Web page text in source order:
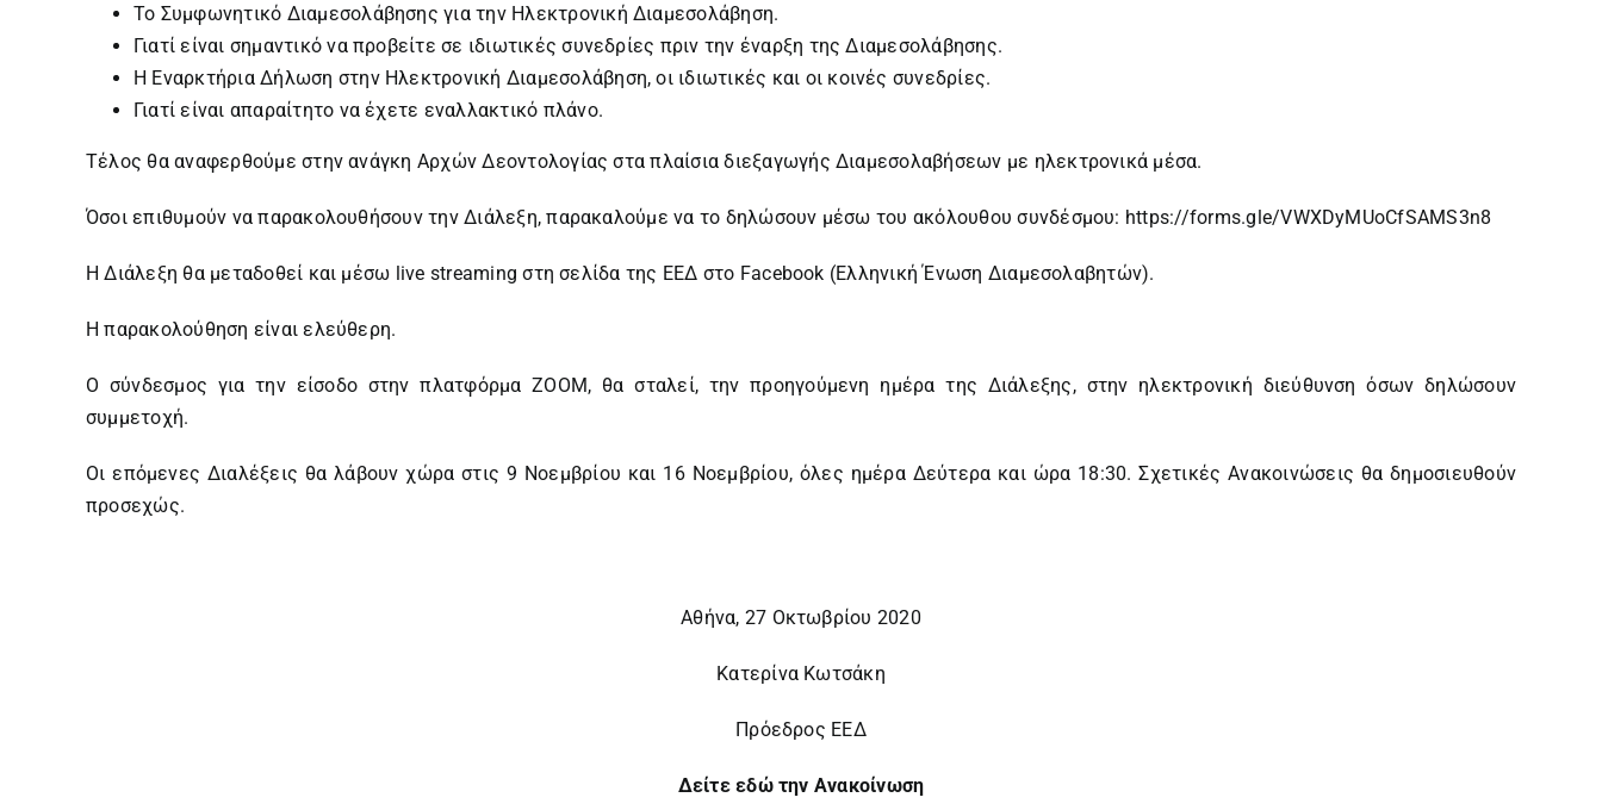
Το Συμφωνητικό Διαμεσολάβησης για την Ηλεκτρονική Διαμεσολάβηση.
Γιατί είναι σημαντικό να προβείτε σε ιδιωτικές συνεδρίες πριν την έναρξη της Διαμεσολάβησης.
Η Εναρκτήρια Δήλωση στην Ηλεκτρονική Διαμεσολάβηση, οι ιδιωτικές και οι κοινές συνεδρίες.
Γιατί είναι απαραίτητο να έχετε εναλλακτικό πλάνο.
Τέλος θα αναφερθούμε στην ανάγκη Αρχών Δεοντολογίας στα πλαίσια διεξαγωγής Διαμεσολαβήσεων με ηλεκτρονικά μέσα.
Όσοι επιθυμούν να παρακολουθήσουν την Διάλεξη, παρακαλούμε να το δηλώσουν μέσω του ακόλουθου συνδέσμου: https://forms.gle/VWXDyMUoCfSAMS3n8
Η Διάλεξη θα μεταδοθεί και μέσω live streaming στη σελίδα της ΕΕΔ στο Facebook (Ελληνική Ένωση Διαμεσολαβητών).
Η παρακολούθηση είναι ελεύθερη.
Ο σύνδεσμος για την είσοδο στην πλατφόρμα ZOOM, θα σταλεί, την προηγούμενη ημέρα της Διάλεξης, στην ηλεκτρονική διεύθυνση όσων δηλώσουν
συμμετοχή.
Οι επόμενες Διαλέξεις θα λάβουν χώρα στις 9 Νοεμβρίου και 16 Νοεμβρίου, όλες ημέρα Δεύτερα και ώρα 18:30. Σχετικές Ανακοινώσεις θα δημοσιευθούν
προσεχώς.
Αθήνα, 27 Οκτωβρίου 2020
Κατερίνα Κωτσάκη
Πρόεδρος ΕΕΔ
Δείτε εδώ την Ανακοίνωση